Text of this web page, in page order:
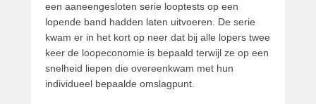
een aaneengesloten serie looptests op een
lopende band hadden laten uitvoeren. De serie
kwam er in het kort op neer dat bij alle lopers twee
keer de loopeconomie is bepaald terwijl ze op een
snelheid liepen die overeenkwam met hun
individueel bepaalde omslagpunt.